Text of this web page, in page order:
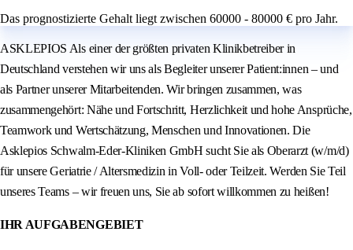
Das prognostizierte Gehalt liegt zwischen 60000 - 80000 € pro Jahr.
ASKLEPIOS Als einer der größten privaten Klinikbetreiber in
Deutschland verstehen wir uns als Begleiter unserer Patient:innen – und
als Partner unserer Mitarbeitenden. Wir bringen zusammen, was
zusammengehört: Nähe und Fortschritt, Herzlichkeit und hohe Ansprüche,
Teamwork und Wertschätzung, Menschen und Innovationen. Die
Asklepios Schwalm-Eder-Kliniken GmbH sucht Sie als Oberarzt (w/m/d)
für unsere Geriatrie / Altersmedizin in Voll- oder Teilzeit. Werden Sie Teil
unseres Teams – wir freuen uns, Sie ab sofort willkommen zu heißen!
IHR AUFGABENGEBIET